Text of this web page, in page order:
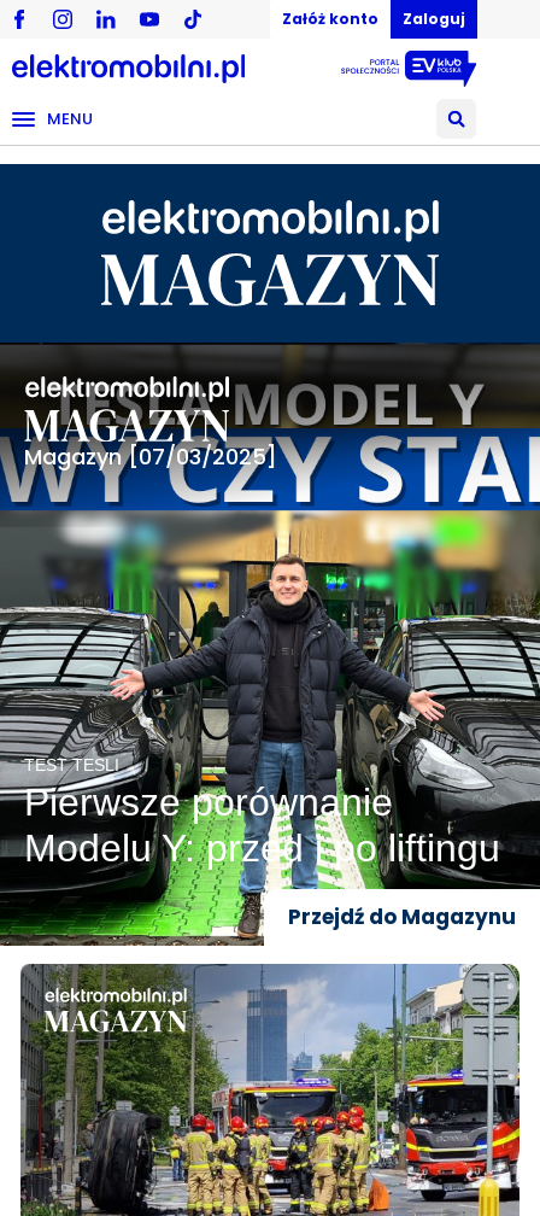
Załóż konto Zaloguj
MENU
Magazyn [07/03/2025]
TEST TESLI
Pierwsze porównanie
Modelu Y: przed i po liftingu
Przejdź do Magazynu